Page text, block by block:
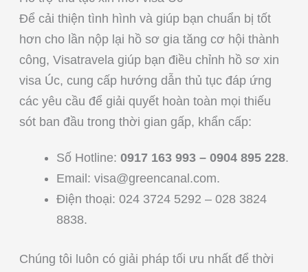
Để cải thiện tình hình và giúp bạn chuẩn bị tốt
hơn cho lần nộp lại hồ sơ gia tăng cơ hội thành
công, Visatravela giúp bạn điều chỉnh hồ sơ xin
visa Úc, cung cấp hướng dẫn thủ tục đáp ứng
các yêu cầu để giải quyết hoàn toàn mọi thiếu
sót ban đầu trong thời gian gấp, khẩn cấp:
Số Hotline: 0917 163 993 – 0904 895 228.
Email: visa@greencanal.com.
Điện thoại: 024 3724 5292 – 028 3824
8838.
Chúng tôi luôn có giải pháp tối ưu nhất để thời